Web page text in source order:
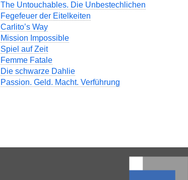
The Untouchables. Die Unbestechlichen
Fegefeuer der Eitelkeiten
Carlito’s Way
Mission Impossible
Spiel auf Zeit
Femme Fatale
Die schwarze Dahlie
Passion. Geld. Macht. Verführung